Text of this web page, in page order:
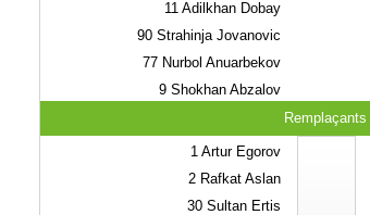
11Adilkhan Dobay
90Strahinja Jovanovic
77Nurbol Anuarbekov
9Shokhan Abzalov
Remplaçants
1Artur Egorov
2Rafkat Aslan
30Sultan Ertis